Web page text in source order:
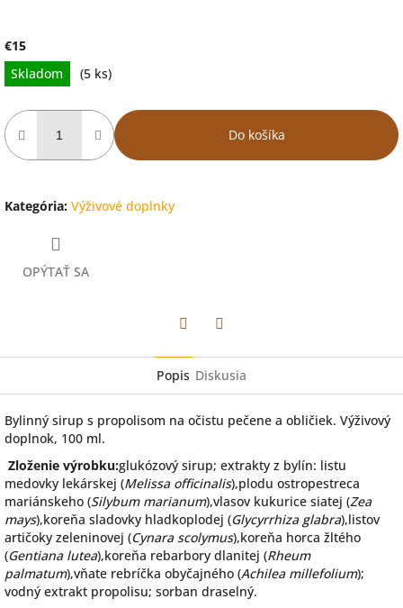
€15
Jednotková
cena:
Skladom (5 ks)
Do košíka
Kategória: Výživové doplnky
OPÝTAŤ SA
Popis Diskusia
Bylinný sirup s propolisom na očistu pečene a obličiek. Výživový
doplnok, 100 ml.
Zloženie výrobku:glukózový sirup; extrakty z bylín: listu
medovky lekárskej (Melissa officinalis),plodu ostropestreca
mariánskeho (Silybum marianum),vlasov kukurice siatej (Zea
mays),koreňa sladovky hladkoplodej (Glycyrrhiza glabra),listov
artičoky zeleninovej (Cynara scolymus),koreňa horca žltého
(Gentiana lutea),koreňa rebarbory dlanitej (Rheum
palmatum),vňate rebríčka obyčajného (Achilea millefolium);
vodný extrakt propolisu; sorban draselný.